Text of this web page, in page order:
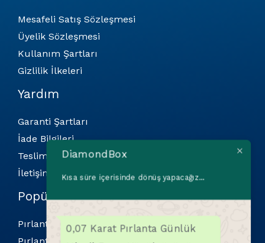
Mesafeli Satış Sözleşmesi
Üyelik Sözleşmesi
Kullanım Şartları
Gizlilik İlkeleri
Yardım
Garanti Şartları
İade Bilgileri
Teslimat Bilgileri
İletişim
Popüler Kategoriler
Pırlanta Bilekliler
DiamondBox
Kısa süre içerisinde dönüş yapacağız...
0,07 Karat Pırlanta Günlük